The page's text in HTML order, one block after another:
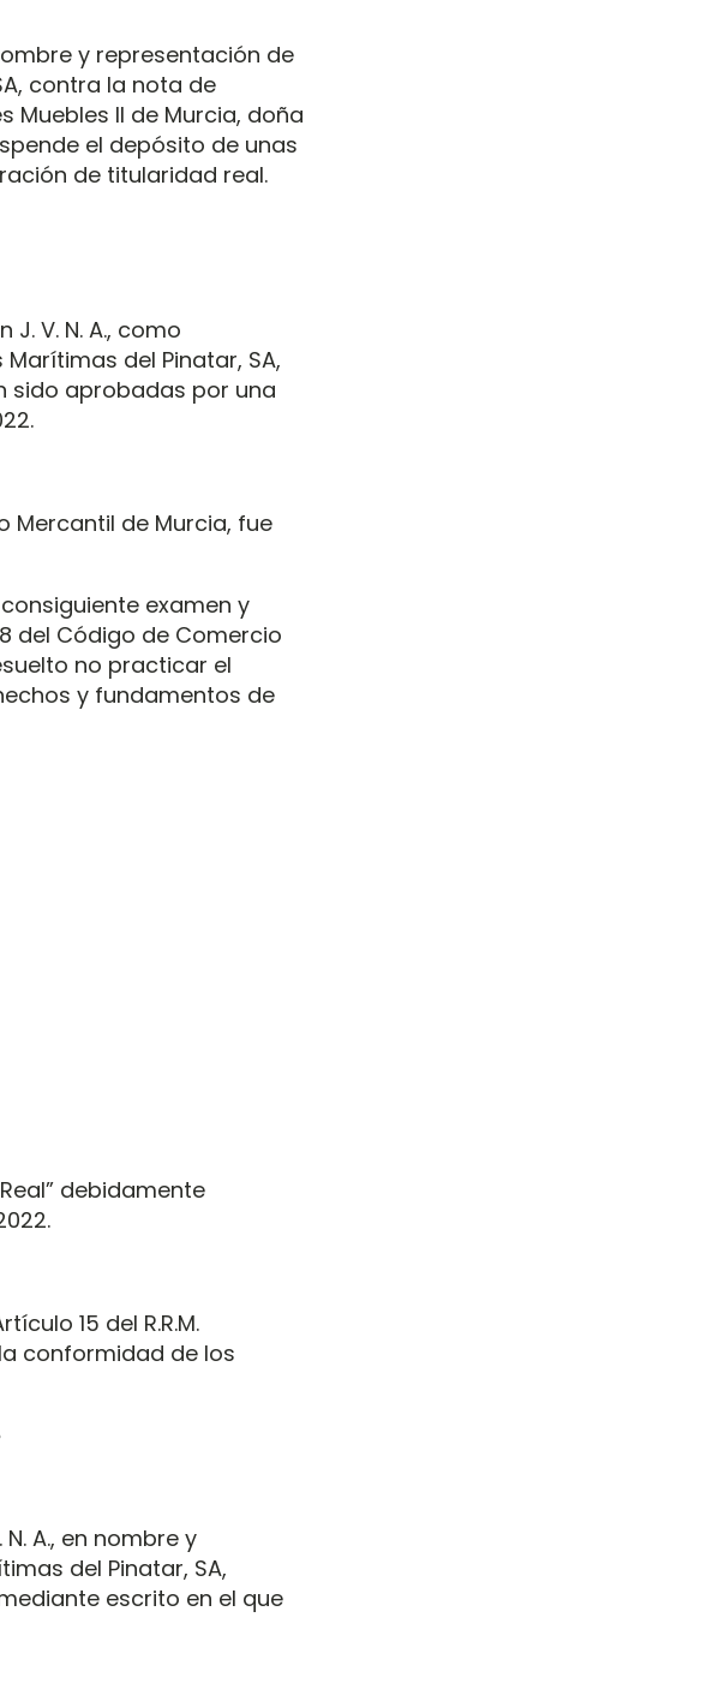
y representación de
contra la nota de
Muebles II de Murcia, doña
el depósito de unas
de titularidad real.
V. N. A., como
del Pinatar, SA,
sido aprobadas por una
Mercantil de Murcia, fue
examen y
del Código de Comercio
no practicar el
y fundamentos de
debidamente
15 del R.R.M.
conformidad de los
A., en nombre y
del Pinatar, SA,
escrito en el que